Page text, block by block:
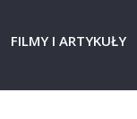
FILMY I ARTYKUŁY